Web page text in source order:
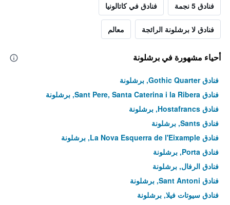
فنادق 5 نجمة فنادق في كاتالونيا
فنادق لا برشلونة الرائجة معالم
أحياء مشهورة في برشلونة
فنادق Gothic Quarter, برشلونة
فنادق Sant Pere, Santa Caterina i la Ribera, برشلونة
فنادق Hostafrancs, برشلونة
فنادق Sants, برشلونة
فنادق La Nova Esquerra de l'Eixample, برشلونة
فنادق Porta, برشلونة
فنادق الرفال, برشلونة
فنادق Sant Antoni, برشلونة
فنادق سيوتات فيلا, برشلونة